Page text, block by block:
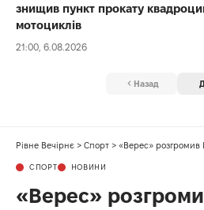
знищив пункт прокату
мотоциклів
21:00, 6.08.2026
Назад
Рівне Вечірнє > Спорт > «Верес» розгромив ЮКСА у
СПОРТ НОВИНИ
«Верес»